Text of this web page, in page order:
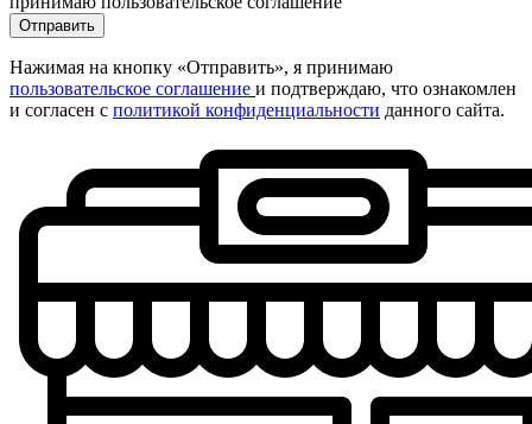
Отправить
Нажимая на кнопку «Отправить», я принимаю
пользовательское соглашение и подтверждаю, что ознакомлен
и согласен с политикой конфиденциальности данного сайта.